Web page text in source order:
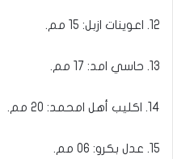
12. اعوينات ازبل: 15 مم.
13. حاسي امد: 17 مم.
14. اكليب أهل امحمد: 20 مم.
15. عدل بكرو: 06 مم.